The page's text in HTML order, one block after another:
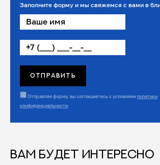
Заполните форму и мы свяжемся с вами в
Отправляя форму, вы соглашаетесь с условиямиполитики
конфиденциальности.
ВАМ БУДЕТ ИНТЕРЕСНО